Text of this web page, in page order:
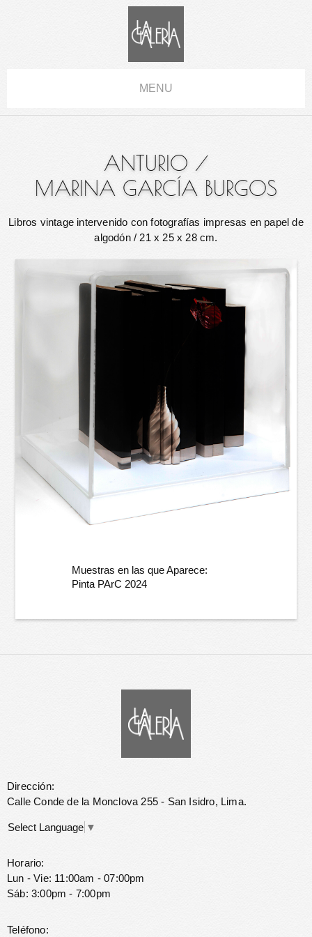
MENU
ANTURIO /
MARINA GARCÍA BURGOS
Libros vintage intervenido con fotografías impresas en papel de
algodón/ 21 x 25 x 28 cm.
Muestras en las que Aparece:
Pinta PArC 2024
Dirección:
Calle Conde de la Monclova 255 - San Isidro, Lima.
Select Language ▼
Horario:
Lun - Vie: 11:00am - 07:00pm
Sáb: 3:00pm - 7:00pm
Teléfono: